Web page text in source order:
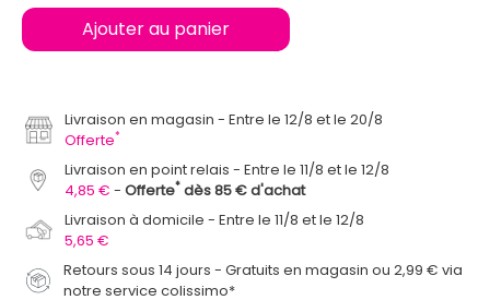
Ajouter au panier
Livraison en magasin
Entre le 12/8 et le 20/8
Offerte*
Livraison en point relais
Entre le 11/8 et le 12/8
4,85 €
Offerte* dès 85 € d'achat
Livraison à domicile
Entre le 11/8 et le 12/8
5,65 €
Retours sous 14 jours - Gratuits en magasin ou 2,99 € via
notre service colissimo*